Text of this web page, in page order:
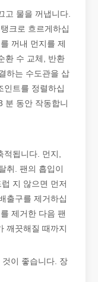
고 물을 꺼냅니다.
크로 흐르게하십
꺼내 먼지를 제
환 수 교체, 반환
하는 수도관을 삽
인트를 정렬하십
분 동안 작동합니
됩니다. 먼지,
취. 팬의 흡입이
지 않으면 먼저
출구를 제거하십
제거한 다음 팬
깨끗해질 때까지
이 좋습니다. 장